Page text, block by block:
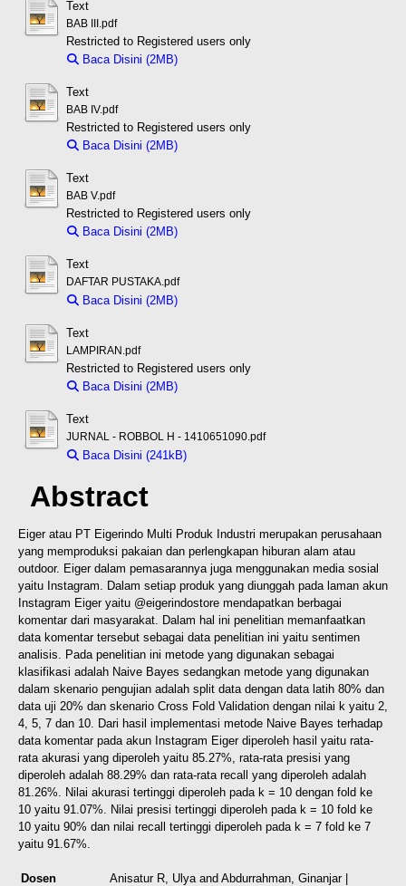
Text
BAB III.pdf
Restricted to Registered users only
Baca Disini (2MB)
Text
BAB IV.pdf
Restricted to Registered users only
Baca Disini (2MB)
Text
BAB V.pdf
Restricted to Registered users only
Baca Disini (2MB)
Text
DAFTAR PUSTAKA.pdf
Baca Disini (2MB)
Text
LAMPIRAN.pdf
Restricted to Registered users only
Baca Disini (2MB)
Text
JURNAL - ROBBOL H - 1410651090.pdf
Baca Disini (241kB)
Abstract
Eiger atau PT Eigerindo Multi Produk Industri merupakan perusahaan
yang memproduksi pakaian dan perlengkapan hiburan alam atau
outdoor. Eiger dalam pemasarannya juga menggunakan media sosial
yaitu Instagram. Dalam setiap produk yang diunggah pada laman akun
Instagram Eiger yaitu @eigerindostore mendapatkan berbagai
komentar dari masyarakat. Dalam hal ini penelitian memanfaatkan
data komentar tersebut sebagai data penelitian ini yaitu sentimen
analisis. Pada penelitian ini metode yang digunakan sebagai
klasifikasi adalah Naive Bayes sedangkan metode yang digunakan
dalam skenario pengujian adalah split data dengan data latih 80% dan
data uji 20% dan skenario Cross Fold Validation dengan nilai k yaitu 2,
4, 5, 7 dan 10. Dari hasil implementasi metode Naive Bayes terhadap
data komentar pada akun Instagram Eiger diperoleh hasil yaitu rata-
rata akurasi yang diperoleh yaitu 85.27%, rata-rata presisi yang
diperoleh adalah 88.29% dan rata-rata recall yang diperoleh adalah
81.26%. Nilai akurasi tertinggi diperoleh pada k = 10 dengan fold ke
10 yaitu 91.07%. Nilai presisi tertinggi diperoleh pada k = 10 fold ke
10 yaitu 90% dan nilai recall tertinggi diperoleh pada k = 7 fold ke 7
yaitu 91.67%.
Dosen
Anisatur R, Ulya and Abdurrahman, Ginanjar|